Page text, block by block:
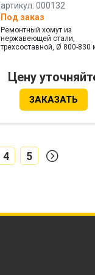
артикул: 000132
Под заказ
Ремонтный хомут из
нержавеющей стали,
трехсоставной, Ø 800-830
Цену
ЗАКАЗАТЬ
4 5